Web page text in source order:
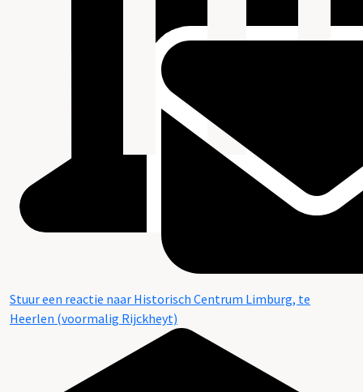
Stuur een reactie naar Historisch Centrum Limburg, te
Heerlen (voormalig Rijckheyt)